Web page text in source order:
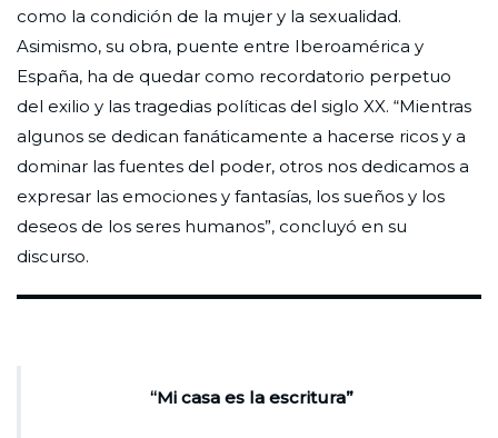
como la condición de la mujer y la sexualidad.
Asimismo, su obra, puente entre Iberoamérica y
España, ha de quedar como recordatorio perpetuo
del exilio y las tragedias políticas del siglo XX. “Mientras
algunos se dedican fanáticamente a hacerse ricos y a
dominar las fuentes del poder, otros nos dedicamos a
expresar las emociones y fantasías, los sueños y los
deseos de los seres humanos”, concluyó en su
discurso.
“Mi casa es la escritura”